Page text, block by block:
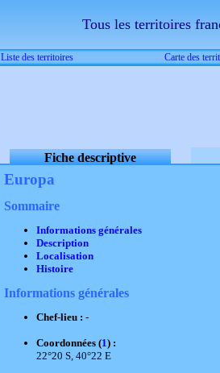
Tous les territoires
Liste des territoires Carte des
Fiche descriptive
Europa
Sommaire
Informations générales
Description
Localisation
Histoire
Informations générales
Chef-lieu : -
Coordonnées (1) :
22°20 S, 40°22 E